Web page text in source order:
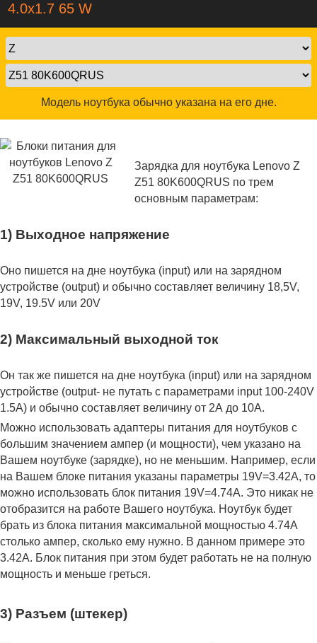
4.0x1.7 65 W
Модель ноутбука обычно указана на его дне.
Зарядка для ноутбука Lenovo Z
Z51 80K600QRUS по трем
основным параметрам:
1) Выходное напряжение
Оно пишется на дне ноутбука (input) или на зарядном
устройстве (output) и обычно составляет величину 18,5V,
19V, 19.5V или 20V
2) Максимальный выходной ток
Он так же пишется на дне ноутбука (input) или на зарядном
устройстве (output- не путать с параметрами input 100-240V
1.5A) и обычно составляет величину от 2А до 10A.
Можно использовать адаптеры питания для ноутбуков с
большим значением ампер (и мощности), чем указано на
Вашем ноутбуке (зарядке), но не меньшим. Например, если
на Вашем блоке питания указаны параметры 19V=3.42A, то
можно использовать блок питания 19V=4.74A. Это никак не
отобразится на работе Вашего ноутбука. Ноутбук будет
брать из блока питания максимальной мощностью 4.74А
столько ампер, сколько ему нужно. В данном примере это
3.42А. Блок питания при этом будет работать не на полную
мощность и меньше греться.
3) Разъем (штекер)